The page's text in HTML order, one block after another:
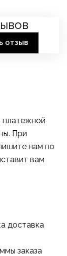
отзыв
платежной
При
нам по
вам
доставка
заказа